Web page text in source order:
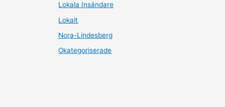
Lokala Insändare
Lokalt
Nora-Lindesberg
Okategoriserade